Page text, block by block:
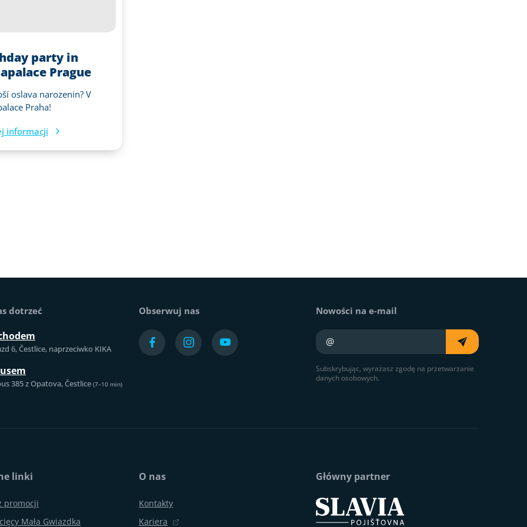
party in
Prague
oslava narozenin? V
Praha!
informacji
dotrzeć
6, Čestlice, naprzeciwko KIKA
385 z Opatova, Čestlice (7–10 min)
Obserwuj nas Nowości na e-mail
Twój e-mail
Subskrybując, wyrażasz zgodę na przetwarzanie
danych osobowych.
linki
promocji
Mała Gwiazdka
O nas
Kontakty
Kariera
Główny partner